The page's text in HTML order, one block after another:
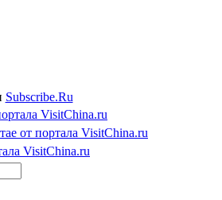
Subscribe.Ru
VisitChina.ru
от портала VisitChina.ru
VisitChina.ru